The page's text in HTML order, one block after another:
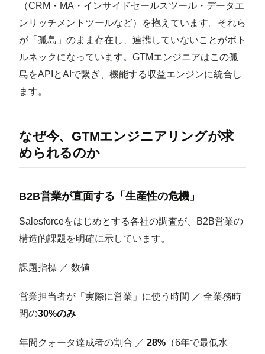
（CRM・MA・インサイドセールスツール・データエ
ンリッチメントツールなど）を抱えています。それら
が「孤島」のまま存在し、連携していないことがボト
ルネックになっています。GTMエンジニアはこの孤
島をAPIとAIで繋ぎ、機能する収益エンジンに統合し
ます。
なぜ今、GTMエンジニアリングが求
められるのか
B2B営業が直面する「生産性の危機」
Salesforceをはじめとする各社の調査が、B2B営業の
構造的課題を明確に示しています。
課題指標 ／ 数値
営業担当者が「実際に営業」に使う時間 ／ 全業務時
間の30%のみ
年間クォータ達成者の割合 ／ 28% （6年で最低水